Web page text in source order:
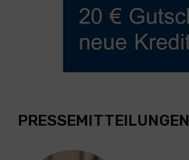
PRESSEMITTEILUNGEN